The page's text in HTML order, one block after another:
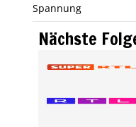
Spannung
Nächste